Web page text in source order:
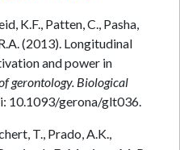
K.F., Patten, C., Pasha,
(2013). Longitudinal
and power in
gerontology. Biological
10.1093/gerona/glt036.
T., Prado, A.K.,